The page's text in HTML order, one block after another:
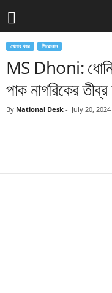
খেলার খবর শিরোনাম
MS Dhoni:
পাক নাগরিকের
By National Desk - July 20,